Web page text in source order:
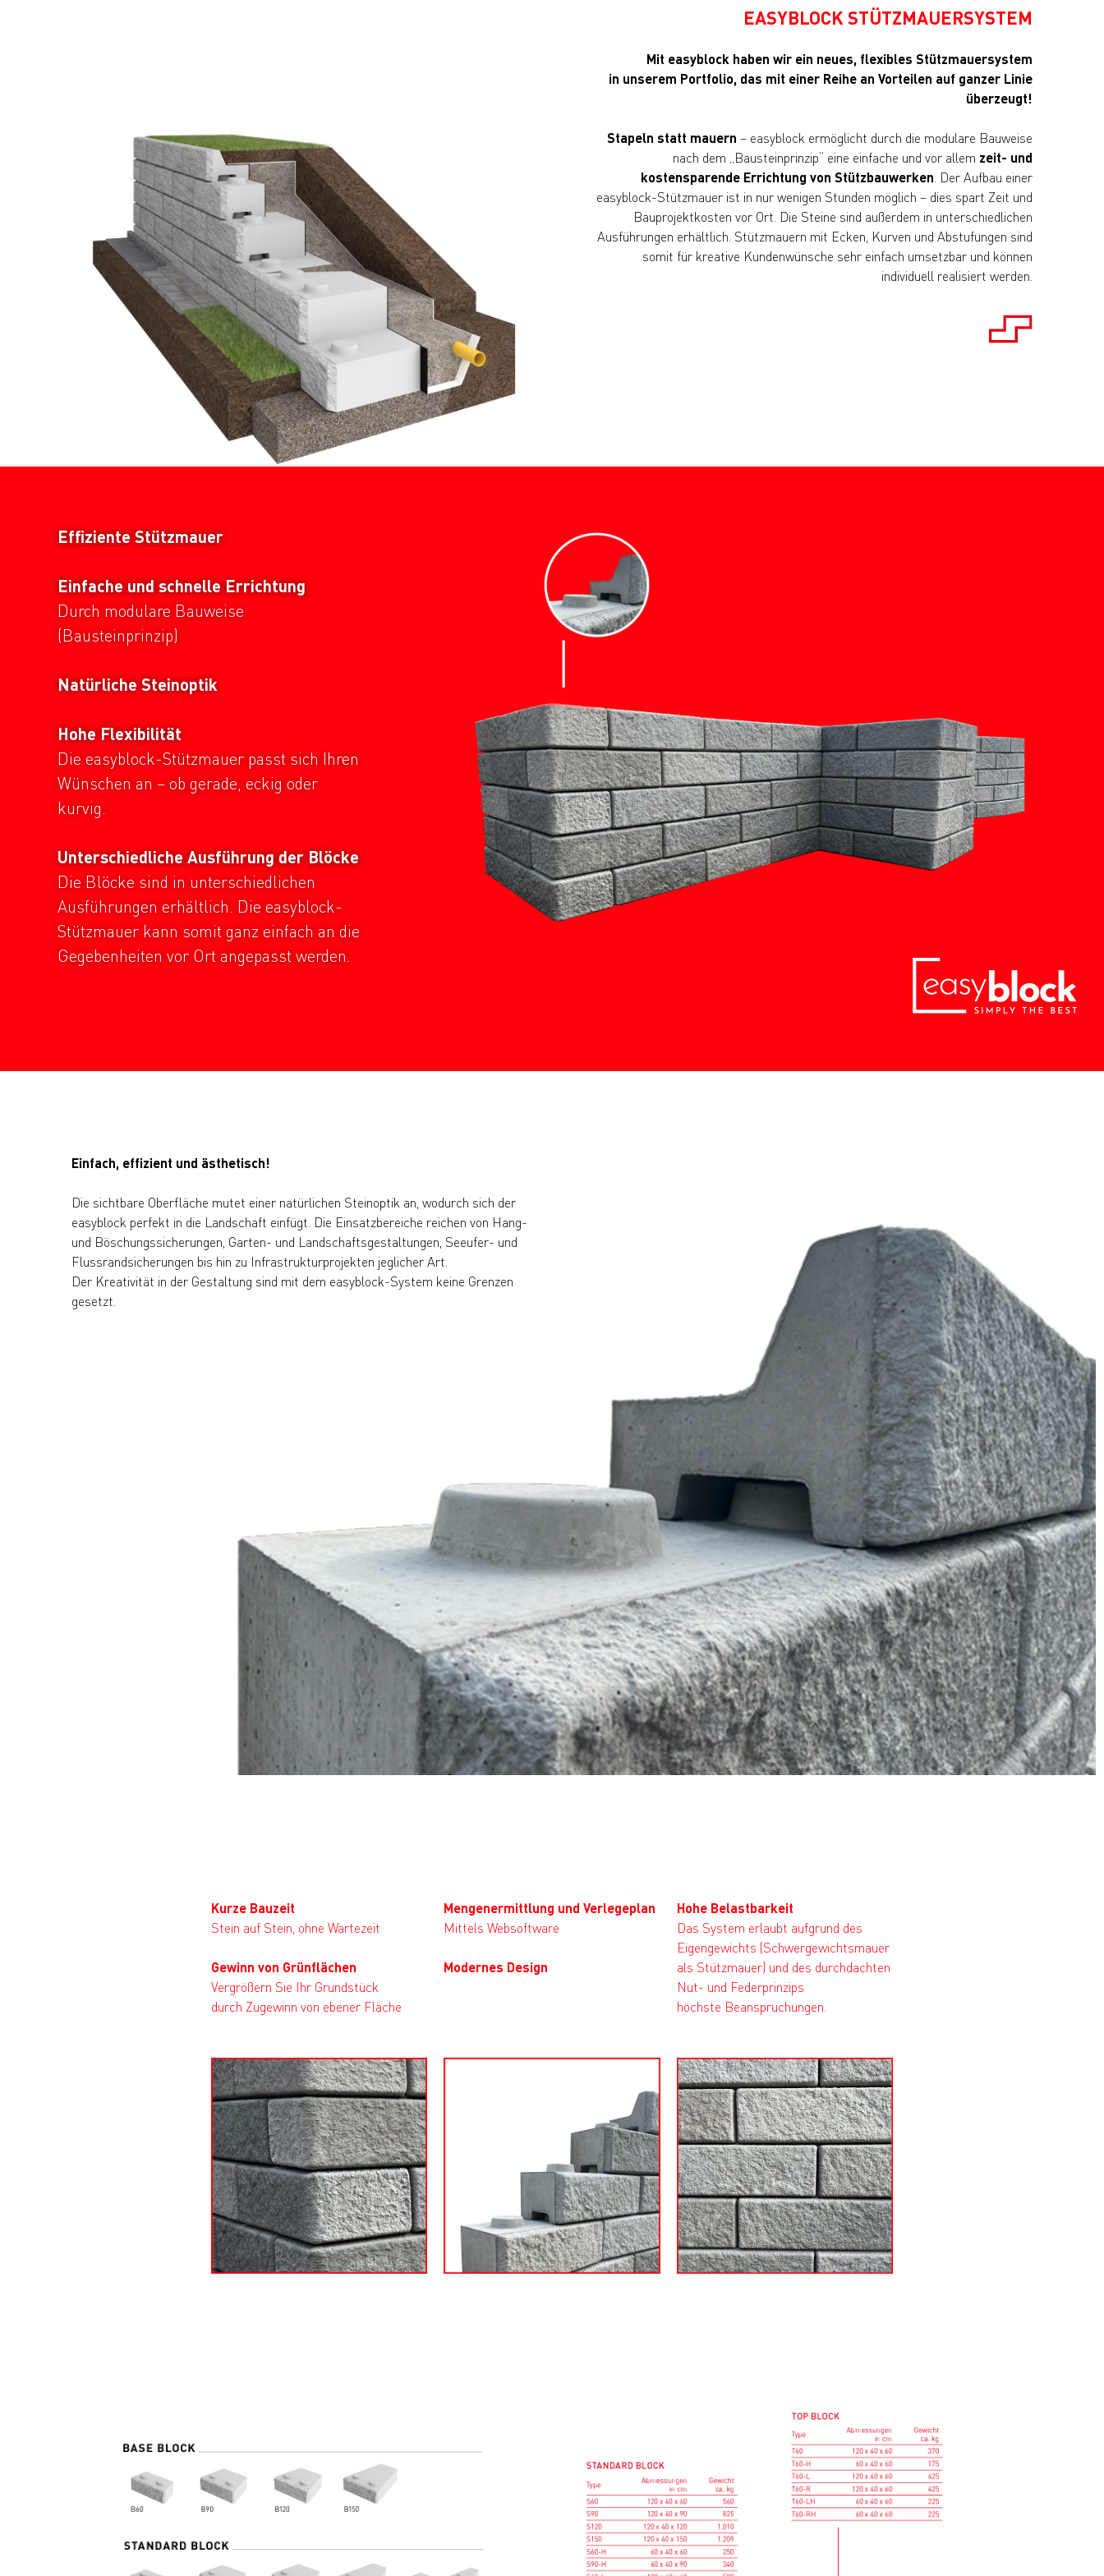
EASYBLOCK STÜTZMAUERSYSTEM
Mit easyblock haben wir ein neues, flexibles Stützmauersystem
in unserem Portfolio, das mit einer Reihe an Vorteilen auf ganzer Linie
überzeugt!
Stapeln statt mauern – easyblock ermöglicht durch die modulare Bauweise
nach dem „Bausteinprinzip“ eine einfache und vor allem zeit- und
kostensparende Errichtung von Stützbauwerken. Der Aufbau einer
easyblock-Stützmauer ist in nur wenigen Stunden möglich – dies spart Zeit und
Bauprojektkosten vor Ort. Die Steine sind außerdem in unterschiedlichen
Ausführungen erhältlich. Stützmauern mit Ecken, Kurven und Abstufungen sind
somit für kreative Kundenwünsche sehr einfach umsetzbar und können
individuell realisiert werden.
Effiziente Stützmauer
Einfache und schnelle Errichtung
Durch modulare Bauweise
(Bausteinprinzip)
Natürliche Steinoptik
Hohe Flexibilität
Die easyblock-Stützmauer passt sich Ihren
Wünschen an – ob gerade, eckig oder
kurvig.
Unterschiedliche Ausführung der Blöcke
Die Blöcke sind in unterschiedlichen
Ausführungen erhältlich. Die easyblock-
Stützmauer kann somit ganz einfach an die
Gegebenheiten vor Ort angepasst werden.
Einfach, effizient und ästhetisch!
Die sichtbare Oberfläche mutet einer natürlichen Steinoptik an, wodurch sich der
easyblock perfekt in die Landschaft einfügt. Die Einsatzbereiche reichen von Hang-
und Böschungssicherungen, Garten- und Landschaftsgestaltungen, Seeufer- und
Flussrandsicherungen bis hin zu Infrastrukturprojekten jeglicher Art.
Der Kreativität in der Gestaltung sind mit dem easyblock-System keine Grenzen
gesetzt.
Kurze Bauzeit
Stein auf Stein, ohne Wartezeit
Gewinn von Grünflächen
Vergrößern Sie Ihr Grundstück
durch Zugewinn von ebener Fläche
Mengenermittlung und Verlegeplan
Mittels Websoftware
Modernes Design
Hohe Belastbarkeit
Das System erlaubt aufgrund des
Eigengewichts (Schwergewichtsmauer
als Stützmauer) und des durchdachten
Nut- und Federprinzips
höchste Beanspruchungen.